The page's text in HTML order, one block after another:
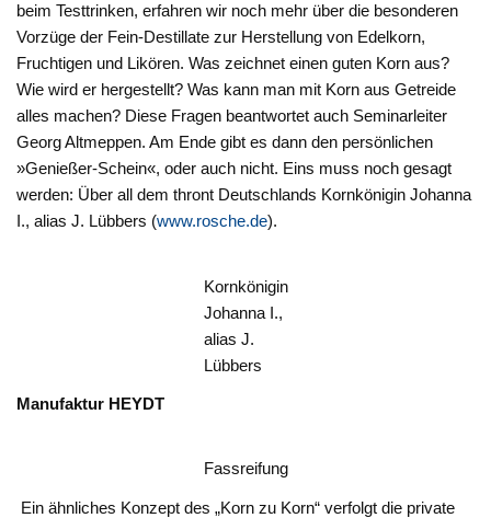
beim Testtrinken, erfahren wir noch mehr über die besonderen
Vorzüge der Fein-Destillate zur Herstellung von Edelkorn,
Fruchtigen und Likören. Was zeichnet einen guten Korn aus?
Wie wird er hergestellt? Was kann man mit Korn aus Getreide
alles machen? Diese Fragen beantwortet auch Seminarleiter
Georg Altmeppen. Am Ende gibt es dann den persönlichen
»Genießer-Schein«, oder auch nicht. Eins muss noch gesagt
werden: Über all dem thront Deutschlands Kornkönigin Johanna
I., alias J. Lübbers (www.rosche.de).
Kornkönigin
Johanna I.,
alias J.
Lübbers
Manufaktur HEYDT
Fassreifung
Ein ähnliches Konzept des „Korn zu Korn“ verfolgt die private